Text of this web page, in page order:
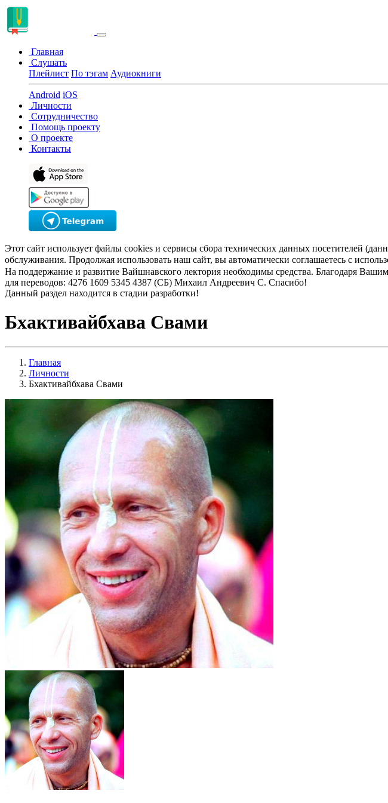
Главная
Слушать
Плейлист По тэгам Аудиокниги
Android iOS
Личности
Сотрудничество
Помощь проекту
О проекте
Контакты
Этот сайт использует файлы cookies и сервисы сбора технических данных посетителей
обслуживания. Продолжая использовать наш сайт, вы автоматически соглашаетесь с
На поддержание и развитие Вайшнавского лектория необходимы средства. Благодаря
для переводов: 4276 1609 5345 4387 (СБ) Михаил Андреевич С. Спасибо!
Данный раздел находится в стадии разработки!
Бхактивайбхава Свами
Главная
Личности
Бхактивайбхава Свами